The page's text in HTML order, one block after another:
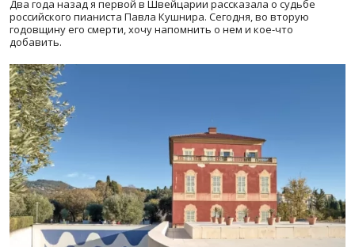
Два года назад я первой в Швейцарии рассказала о судьбе
российского пианиста Павла Кушнира. Сегодня, во вторую
годовщину его смерти, хочу напомнить о нем и кое-что
добавить.